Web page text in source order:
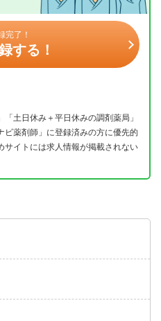
完了！
する！
「土日休み＋平日休みの調剤薬局」
ビ薬剤師」に登録済みの方に優先的
サイトには求人情報が掲載されない